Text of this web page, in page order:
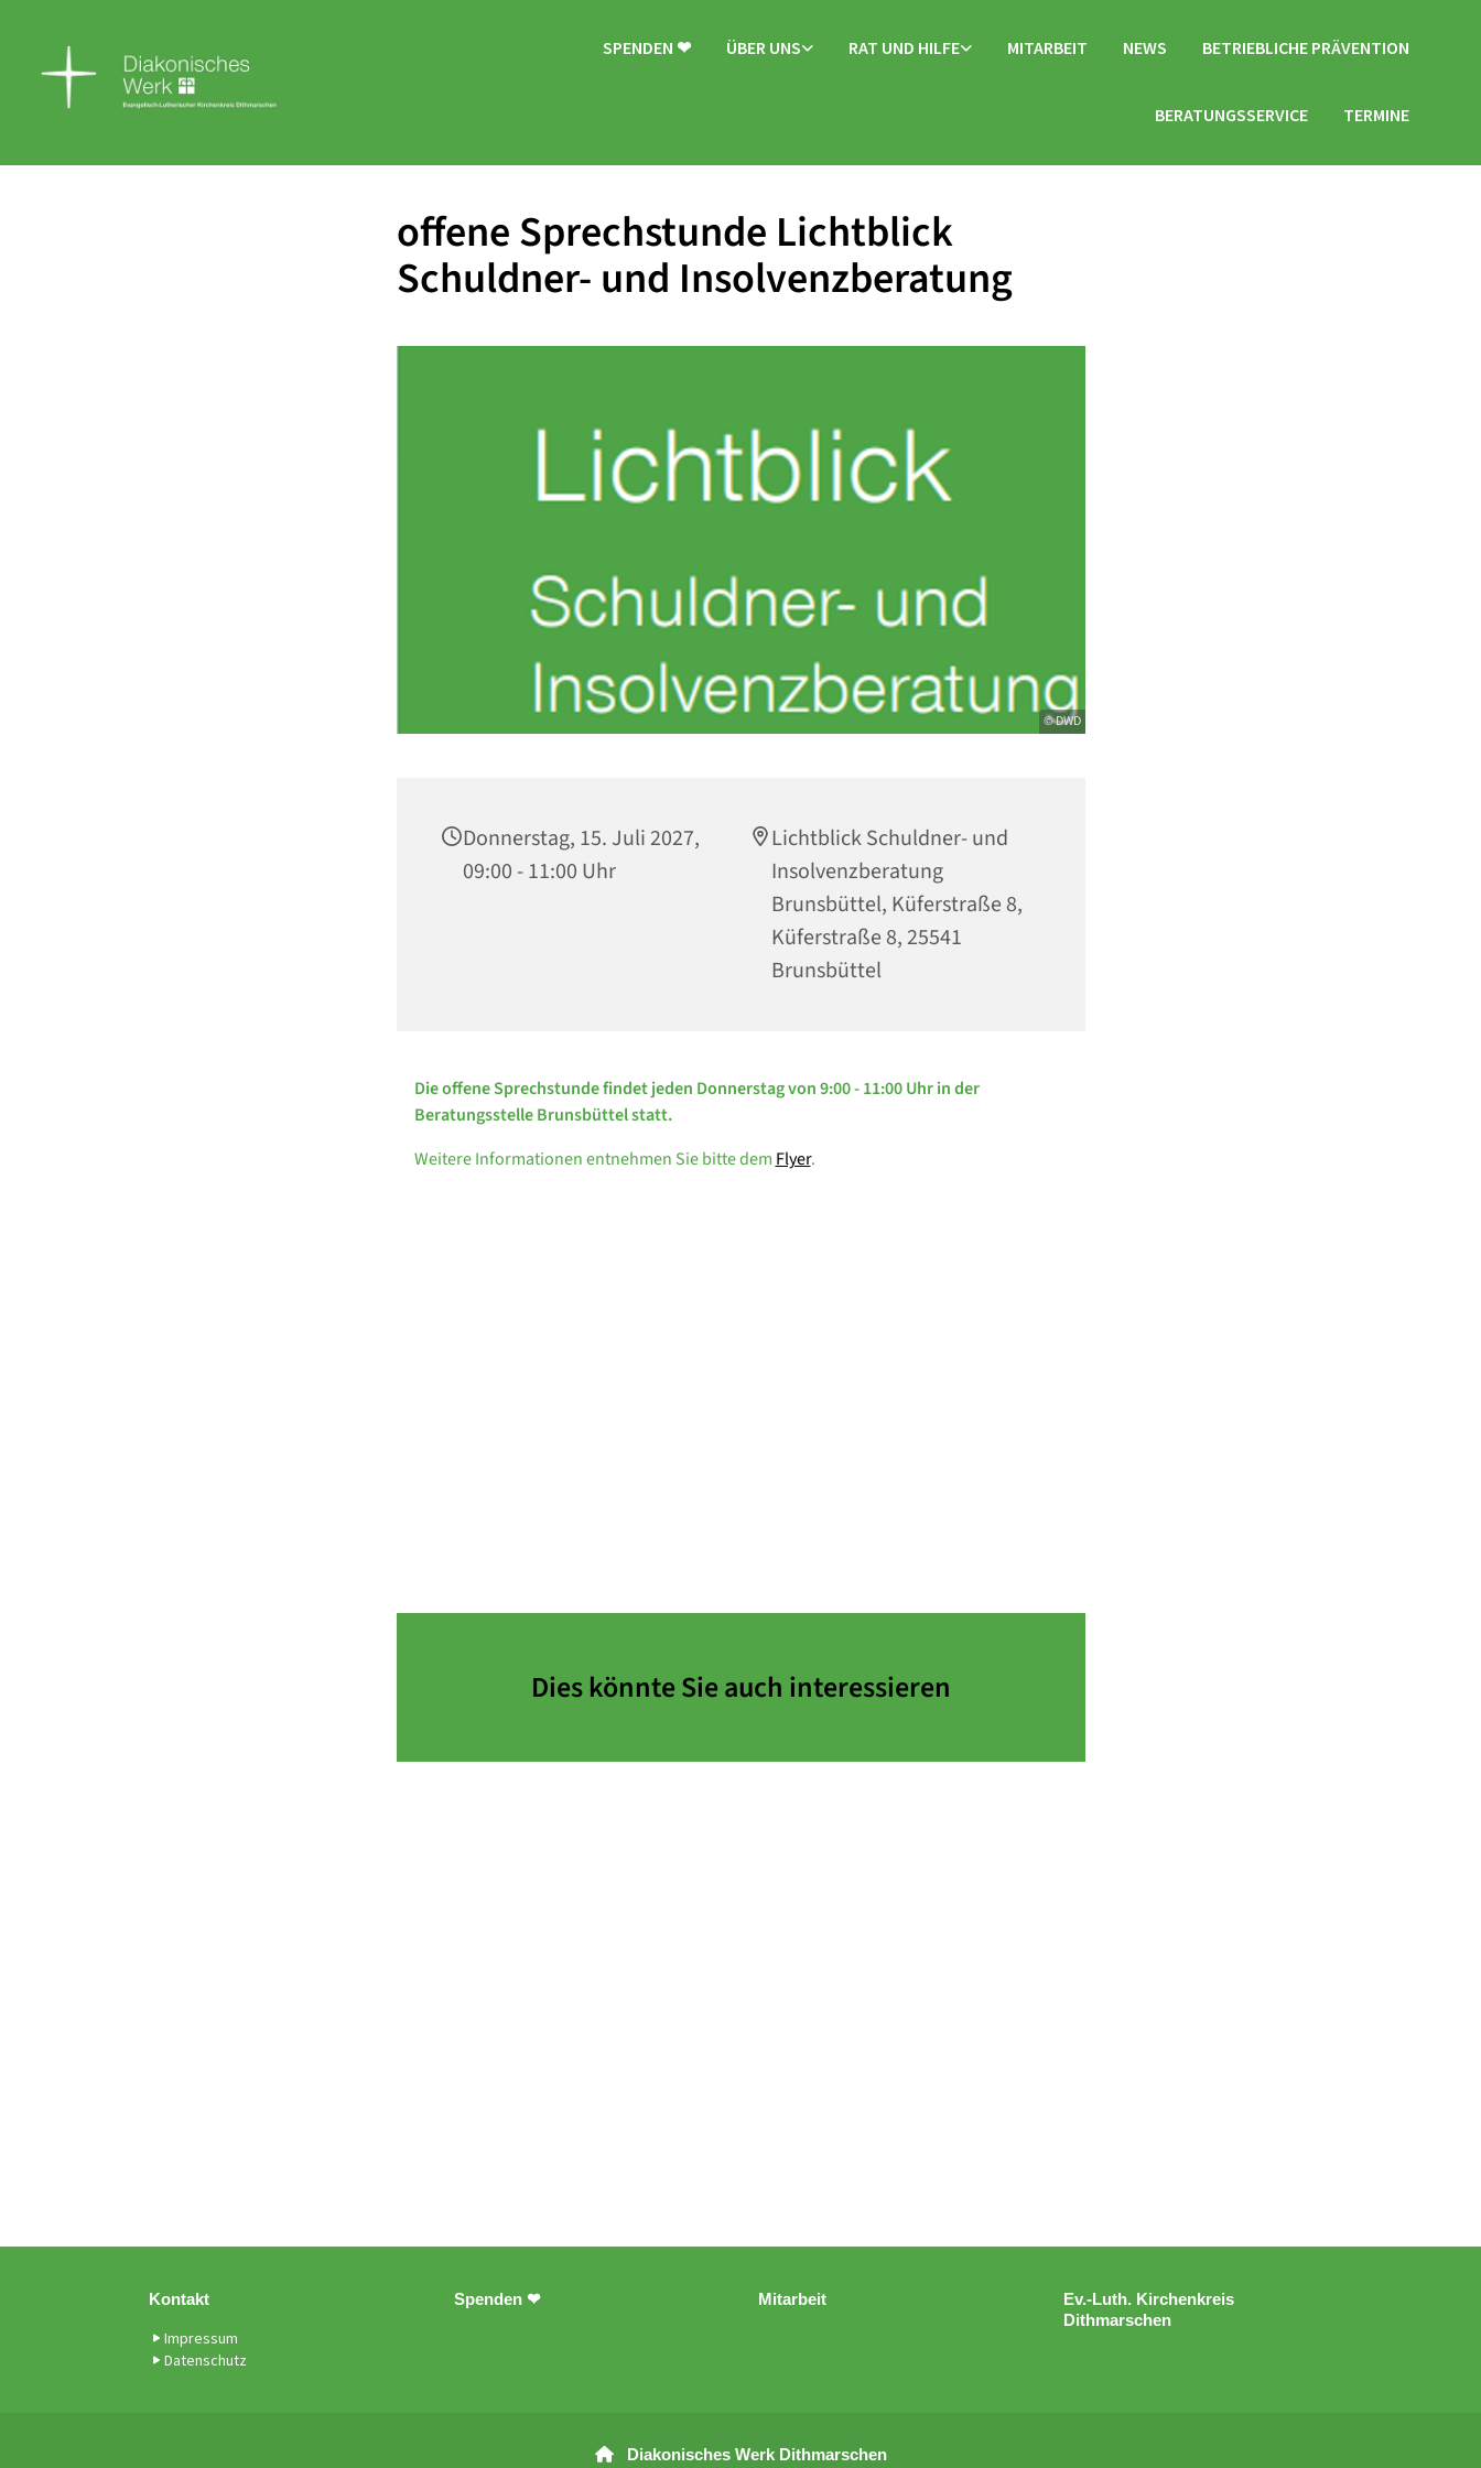
SPENDEN ❤ ÜBER UNS RAT UND HILFE MITARBEIT NEWS BETRIEBLICHE PRÄVENTION
BERATUNGSSERVICE TERMINE
offene Sprechstunde Lichtblick
Schuldner- und Insolvenzberatung
© DWD
Donnerstag, 15. Juli 2027,
09:00 - 11:00 Uhr
Lichtblick Schuldner- und
Insolvenzberatung
Brunsbüttel, Küferstraße 8,
Küferstraße 8, 25541
Brunsbüttel
Die offene Sprechstunde findet jeden Donnerstag von 9:00 - 11:00 Uhr in der
Beratungsstelle Brunsbüttel statt.
Weitere Informationen entnehmen Sie bitte dem Flyer.
Dies könnte Sie auch interessieren
Kontakt
Impressum
Datenschutz
Spenden ❤ Mitarbeit
Ev.-Luth. Kirchenkreis
Dithmarschen
Diakonisches Werk Dithmarschen